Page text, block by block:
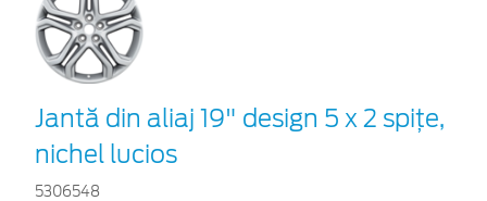
Jantă din aliaj 19" design 5 x 2 spiţe,
nichel lucios
5306548